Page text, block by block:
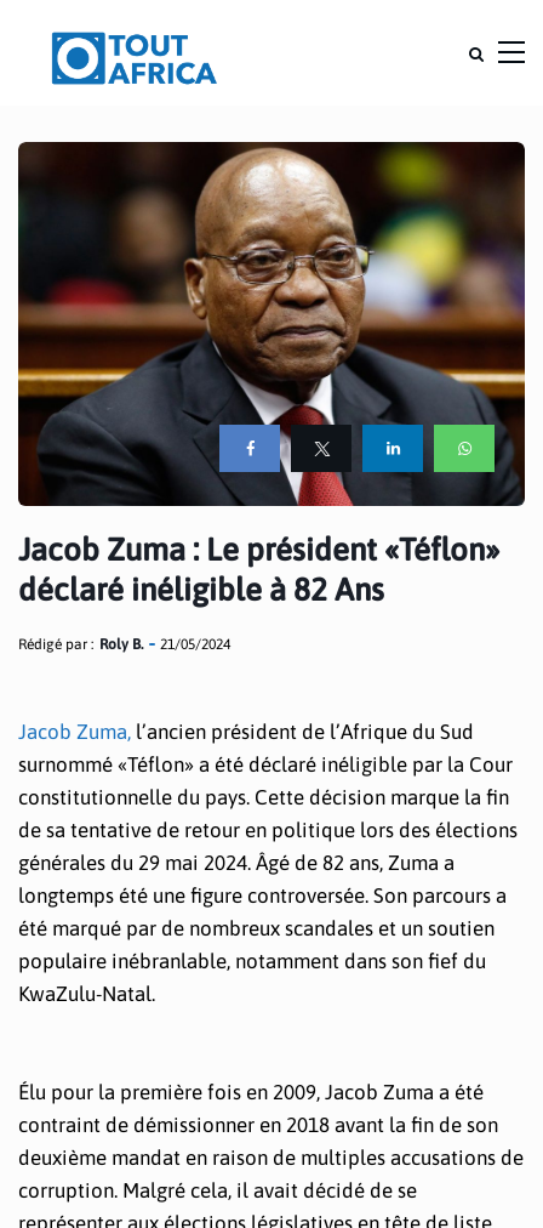
Jacob Zuma : Le président «Téflon»
déclaré inéligible à 82 Ans
Rédigé par : Roly B. 21/05/2024
Jacob Zuma, l’ancien président de l’Afrique du Sud
surnommé «Téflon» a été déclaré inéligible par la Cour
constitutionnelle du pays. Cette décision marque la fin
de sa tentative de retour en politique lors des élections
générales du 29 mai 2024. Âgé de 82 ans, Zuma a
longtemps été une figure controversée. Son parcours a
été marqué par de nombreux scandales et un soutien
populaire inébranlable, notamment dans son fief du
KwaZulu-Natal.
Élu pour la première fois en 2009, Jacob Zuma a été
contraint de démissionner en 2018 avant la fin de son
deuxième mandat en raison de multiples accusations de
corruption. Malgré cela, il avait décidé de se